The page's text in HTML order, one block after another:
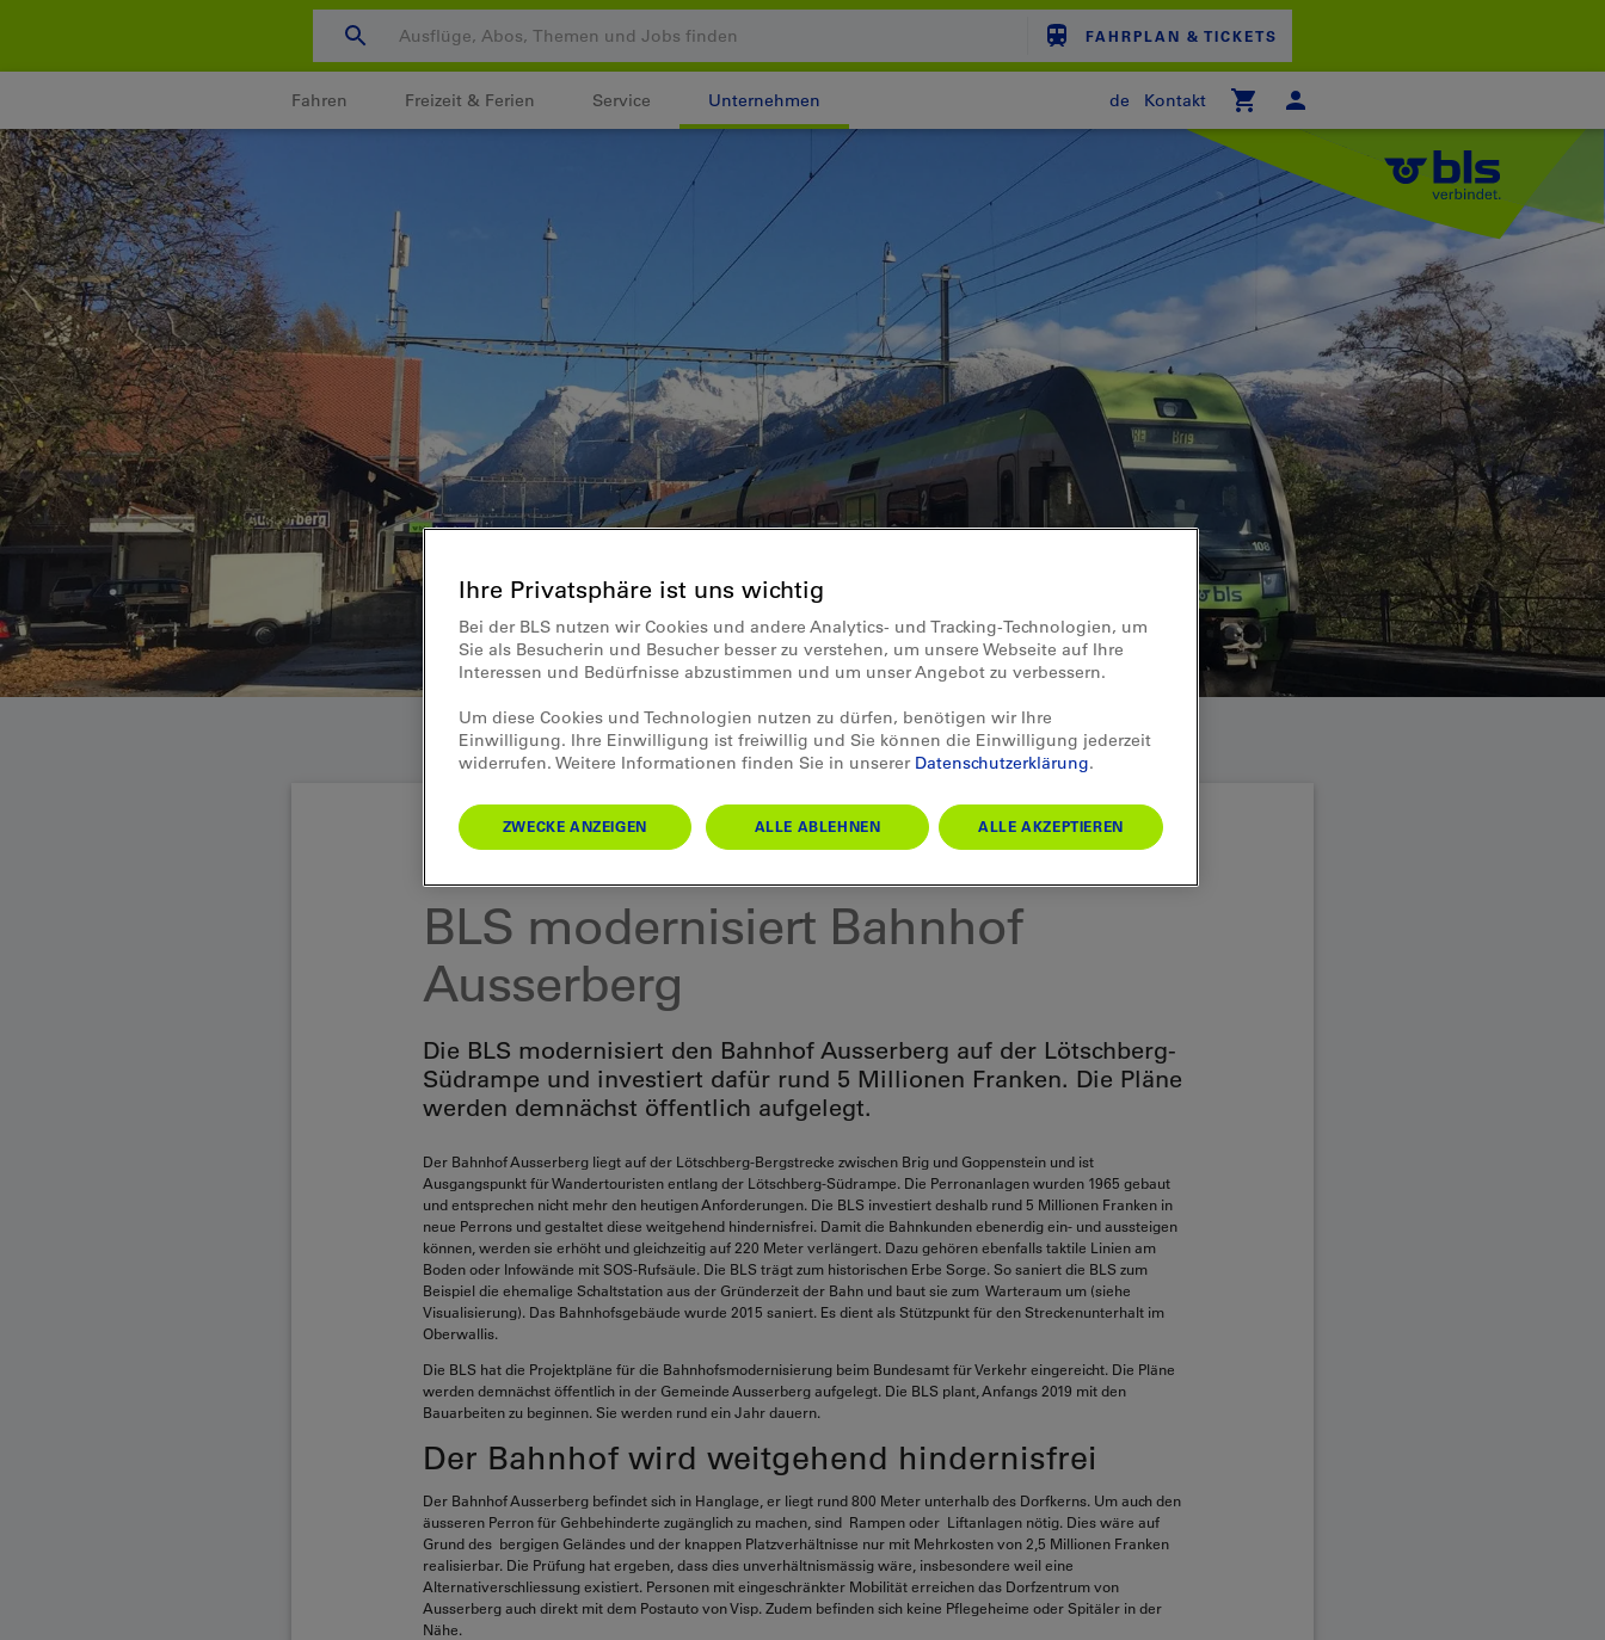
FAHRPLAN & TICKETS
Fahren Freizeit & Ferien Service Unternehmen de
Kontakt
ZUM WARENKORB
Login
BLS modernisiert Bahnhof
Ausserberg
Die BLS modernisiert den Bahnhof Ausserberg auf der Lötschberg-
Südrampe und investiert dafür rund 5 Millionen Franken. Die Pläne
werden demnächst öffentlich aufgelegt.
Der Bahnhof Ausserberg liegt auf der Lötschberg-Bergstrecke zwischen Brig und Goppenstein und ist
Ausgangspunkt für Wandertouristen entlang der Lötschberg-Südrampe. Die Perronanlagen wurden 1965 gebaut
und entsprechen nicht mehr den heutigen Anforderungen. Die BLS investiert deshalb rund 5 Millionen Franken in
neue Perrons und gestaltet diese weitgehend hindernisfrei. Damit die Bahnkunden ebenerdig ein- und aussteigen
können, werden sie erhöht und gleichzeitig auf 220 Meter verlängert. Dazu gehören ebenfalls taktile Linien am
Boden oder Infowände mit SOS-Rufsäule. Die BLS trägt zum historischen Erbe Sorge. So saniert die BLS zum
Beispiel die ehemalige Schaltstation aus der Gründerzeit der Bahn und baut sie zum Warteraum um (siehe
Visualisierung). Das Bahnhofsgebäude wurde 2015 saniert. Es dient als Stützpunkt für den Streckenunterhalt im
Oberwallis.
Die BLS hat die Projektpläne für die Bahnhofsmodernisierung beim Bundesamt für Verkehr eingereicht. Die Pläne
werden demnächst öffentlich in der Gemeinde Ausserberg aufgelegt. Die BLS plant, Anfangs 2019 mit den
Bauarbeiten zu beginnen. Sie werden rund ein Jahr dauern.
Der Bahnhof wird weitgehend hindernisfrei
Der Bahnhof Ausserberg befindet sich in Hanglage, er liegt rund 800 Meter unterhalb des Dorfkerns. Um auch den
äusseren Perron für Gehbehinderte zugänglich zu machen, sind Rampen oder Liftanlagen nötig. Dies wäre auf
Grund des bergigen Geländes und der knappen Platzverhältnisse nur mit Mehrkosten von 2,5 Millionen Franken
realisierbar. Die Prüfung hat ergeben, dass dies unverhältnismässig wäre, insbesondere weil eine
Alternativerschliessung existiert. Personen mit eingeschränkter Mobilität erreichen das Dorfzentrum von
Ausserberg auch direkt mit dem Postauto von Visp. Zudem befinden sich keine Pflegeheime oder Spitäler in der
Nähe.
Ihre Privatsphäre ist uns wichtig
Bei der BLS nutzen wir Cookies und andere Analytics- und Tracking-Technologien, um
Sie als Besucherin und Besucher besser zu verstehen, um unsere Webseite auf Ihre
Interessen und Bedürfnisse abzustimmen und um unser Angebot zu verbessern.
Um diese Cookies und Technologien nutzen zu dürfen, benötigen wir Ihre
Einwilligung. Ihre Einwilligung ist freiwillig und Sie können die Einwilligung jederzeit
widerrufen. Weitere Informationen finden Sie in unserer Datenschutzerklärung.
ZWECKE ANZEIGEN ALLE ABLEHNEN ALLE AKZEPTIEREN